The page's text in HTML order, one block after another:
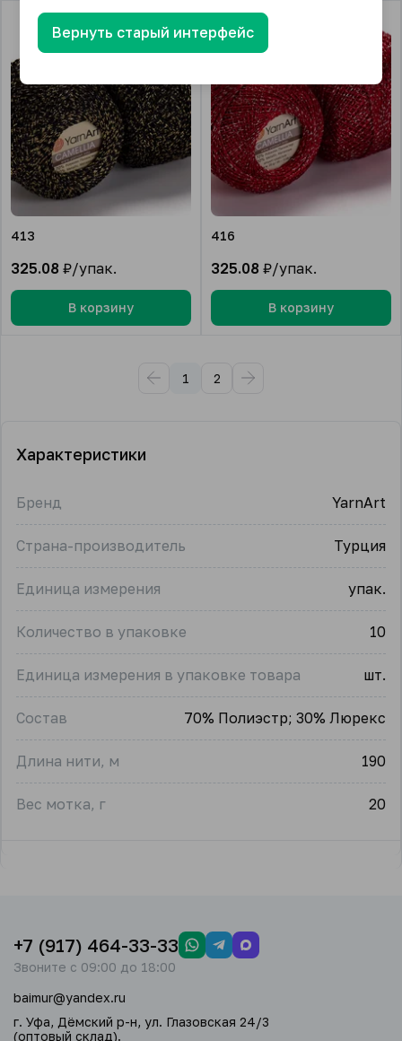
413
325.08 ₽/упак.
В корзину
416
325.08 ₽/упак.
В корзину
1 2
Характеристики
Бренд YarnArt
Страна-производитель Турция
Единица измерения упак.
Количество в упаковке 10
Единица измерения в упаковке товара шт.
Состав 70% Полиэстр; 30% Люрекс
Длина нити, м 190
Вес мотка, г 20
+7 (917) 464-33-33
Звоните с 09:00 до 18:00
baimur@yandex.ru
г. Уфа, Дёмский р-н, ул. Глазовская 24/3
(оптовый склад).
Вернуть старый интерфейс